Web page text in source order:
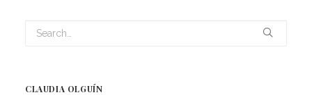
CLAUDIA OLGUÍN